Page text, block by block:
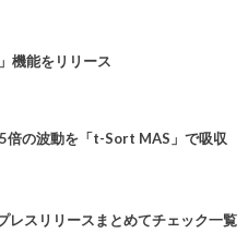
機能をリリース
倍の波動を「t-Sort MAS」で吸収
レスリリースまとめてチェック一覧